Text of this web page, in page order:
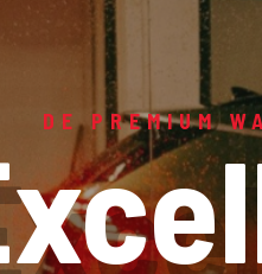
DE PREMIUM